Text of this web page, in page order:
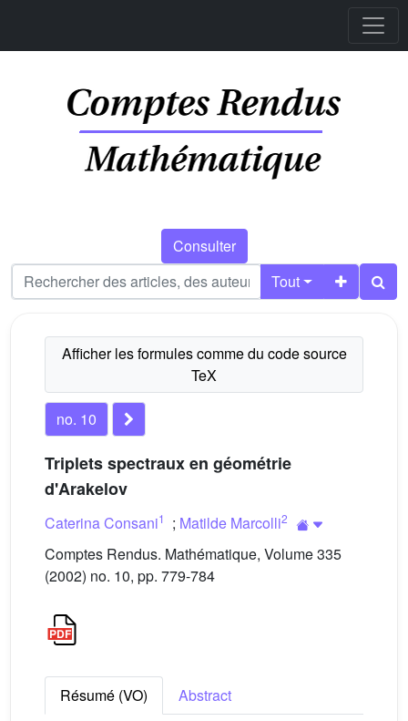
Consulter
Tout
no. 10
Triplets spectraux en géométrie
d'Arakelov
Caterina Consani1 ; Matilde Marcolli2
Comptes Rendus. Mathématique, Volume 335
(2002) no. 10, pp. 779-784
Résumé (VO)
Abstract